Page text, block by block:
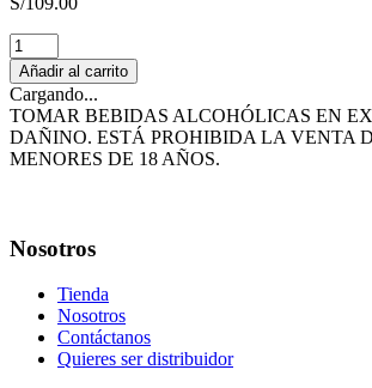
THOMAS
SCHMITT
RIESLING
QBA
BIENES
cantidad
Añadir al carrito
Cargando...
TOMAR BEBIDAS ALCOHÓLICAS EN
DAÑINO. ESTÁ PROHIBIDA LA VENTA
MENORES DE 18 AÑOS.
Nosotros
Tienda
Nosotros
Contáctanos
Quieres ser distribuidor